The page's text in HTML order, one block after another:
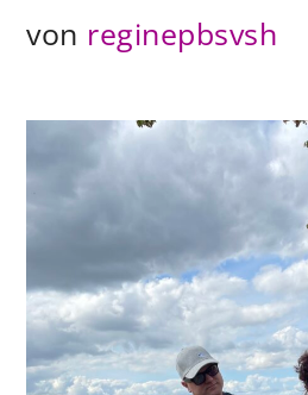
von reginepbsvsh